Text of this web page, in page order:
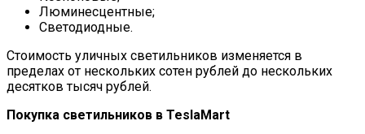
Люминесцентные;
Светодиодные.
Стоимость уличных светильников изменяется в
пределах от нескольких сотен рублей до нескольких
десятков тысяч рублей.
Покупка светильников в TeslaMart